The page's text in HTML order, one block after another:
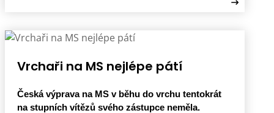
Vrchaři na MS nejlépe pátí
Česká výprava na MS v běhu do vrchu tentokrát
na stupních vítězů svého zástupce neměla.